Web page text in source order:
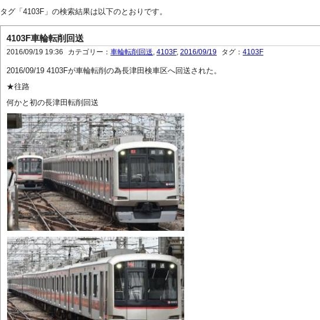
タグ「4103F」の検索結果は以下のとおりです。
4103F車輪転削回送
2016/09/19 19:36 カテゴリー：車輪転削回送 ,4103F,2016/09/19 タグ：4103F
2016/09/19 4103Fが車輪転削の為長津田検車区へ回送された。
★往路
何かと初の長津田転削回送